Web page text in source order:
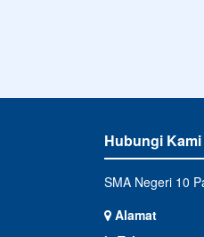
Hubungi Kami
SMA Negeri 10
Alamat